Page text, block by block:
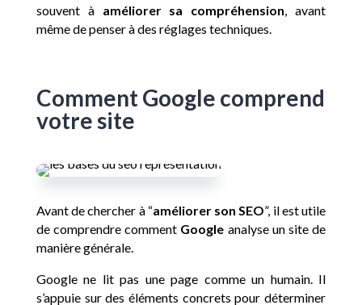
souvent à améliorer sa compréhension, avant
même de penser à des réglages techniques.
Comment Google comprend
votre site
Avant de chercher à “améliorer son SEO”, il est utile
de comprendre comment Google analyse un site de
manière générale.
Google ne lit pas une page comme un humain. Il
s’appuie sur des éléments concrets pour déterminer